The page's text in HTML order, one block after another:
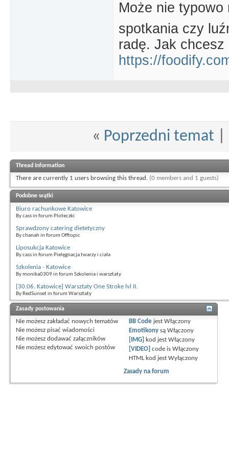
Może nie typowo
spotkania czy
radę. Jak
https://
« Poprzedni temat
Thread Information
There are currently 1 users browsing this thread. (0 members and 1 guests)
Podobne wątki
Biuro rachunkowe Katowice
By cass in forum Ploteczki
Sprawdzony catering dietetyczny
By chanah in forum Offtopic
Liposukcja Katowice
By cass in forum Pielęgnacja twarzy i ciała
Szkolenia - Katowice
By monika0309 in forum Szkolenia i warsztaty
[30.06. Katowice] Warsztaty One Stroke lvl II.
By RedSunset in forum Warsztaty
Zasady postowania
Nie możesz zakładać nowych tematów
Nie możesz pisać wiadomości
Nie możesz dodawać załączników
Nie możesz edytować swoich postów
BB Code jestWłączony
Emotikony sąWłączony
[IMG] kod jestWłączony
[VIDEO] code isWłączony
HTML kod jestWyłączony
Zasady na forum